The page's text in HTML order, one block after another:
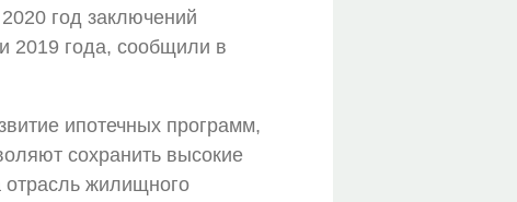
год заключений
2019 года, сообщили в
ипотечных программ,
сохранить высокие
жилищного